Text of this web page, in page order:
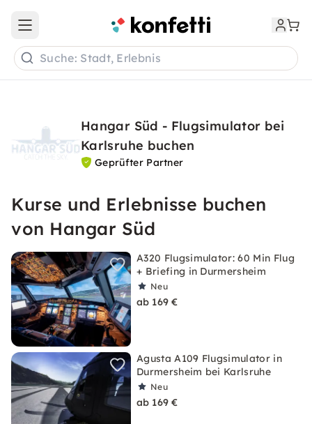
Open main menu
Suche: Stadt, Erlebnis
Hangar Süd - Flugsimulator bei
Karlsruhe buchen
Geprüfter Partner
Kurse und Erlebnisse buchen
von Hangar Süd
A320 Flugsimulator: 60 Min Flug
+ Briefing in Durmersheim
Neu
ab 169 €
Agusta A109 Flugsimulator in
Durmersheim bei Karlsruhe
Neu
ab 169 €